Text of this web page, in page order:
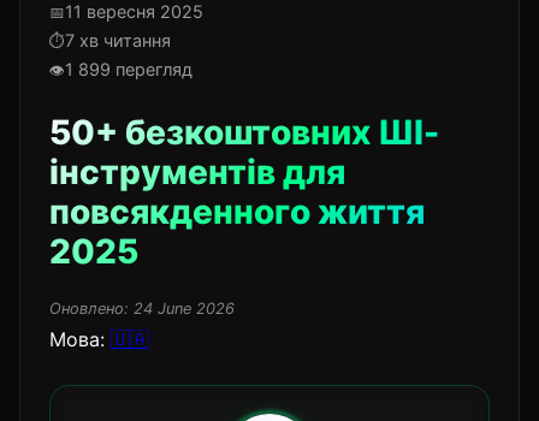
11 вересня 2025
7 хв читання
1 899 перегляд
50+ безкоштовних ШІ-
інструментів для
повсякденного життя
2025
Оновлено: 24 June 2026
Мова: 🇺🇦